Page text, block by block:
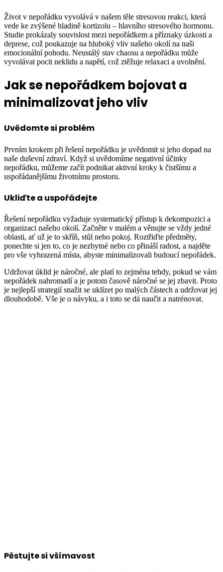
Život v nepořádku vyvolává v našem těle stresovou reakci, která
vede ke zvýšené hladině kortizolu – hlavního stresového hormonu.
Studie prokázaly souvislost mezi nepořádkem a příznaky úzkosti a
deprese, což poukazuje na hluboký vliv našeho okolí na naši
emocionální pohodu. Neustálý stav chaosu a nepořádku může
vyvolávat pocit neklidu a napětí, což ztěžuje relaxaci a uvolnění.
Jak se nepořádkem bojovat a
minimalizovat jeho vliv
Uvědomte si problém
Prvním krokem při řešení nepořádku je uvědomit si jeho dopad na
naše duševní zdraví. Když si uvědomíme negativní účinky
nepořádku, můžeme začít podnikat aktivní kroky k čistšímu a
uspořádanějšímu životnímu prostoru.
Ukliďte a uspořádejte
Řešení nepořádku vyžaduje systematický přístup k dekompozici a
organizaci našeho okolí. Začněte v malém a věnujte se vždy jedné
oblasti, ať už je to skříň, stůl nebo pokoj. Roztřiďte předměty,
ponechte si jen to, co je nezbytné nebo co přináší radost, a najděte
pro vše vyhrazená místa, abyste minimalizovali budoucí nepořádek.
Udržovat úklid je náročné, ale platí to zejména tehdy, pokud se vám
nepořádek nahromadí a je potom časově náročné se jej zbavit. Proto
je nejlepší strategií snažit se uklízet po malých částech a udržovat jej
dlouhodobě. Vše je o návyku, a i toto se dá naučit a natrénovat.
Pěstujte si všímavost